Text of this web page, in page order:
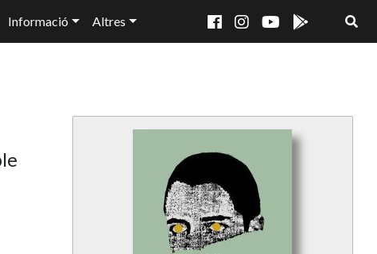
Informació Altres